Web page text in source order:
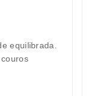
equilibrada.